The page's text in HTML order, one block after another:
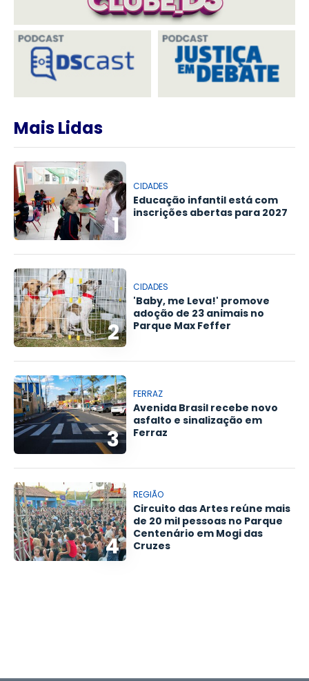
Mais Lidas
1
CIDADES
Educação infantil está com
inscrições abertas para 2027
2
CIDADES
'Baby, me Leva!' promove
adoção de 23 animais no
Parque Max Feffer
3
FERRAZ
Avenida Brasil recebe novo
asfalto e sinalização em
Ferraz
4
REGIÃO
Circuito das Artes reúne mais
de 20 mil pessoas no Parque
Centenário em Mogi das
Cruzes